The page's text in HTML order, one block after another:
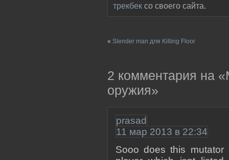
трекбек со своего сайта.
« Slender man для Killing Floor
2 комментария на
оружия»
prasad
11 мар 2013 в 22:34
Sooo does this